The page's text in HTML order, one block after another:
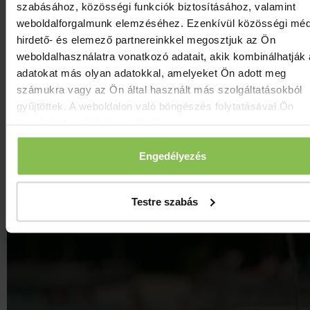
szabásához, közösségi funkciók biztosításához, valamint
weboldalforgalmunk elemzéséhez. Ezenkívül közösségi
hirdető- és elemező partnereinkkel megosztjuk az Ön
weboldalhasználatra vonatkozó adatait, akik kombinálhatják
adatokat más olyan adatokkal, amelyeket Ön adott meg
számukra vagy az Ön által használt más szolgáltatásokból
gyűjtöttek. A weboldalon való böngészés folytatásával Ön
Engedélyezés
Testre szabás
Programok ezen a napon
Heti Programajánlat
Bor Mámor Prósza
Programok a környéken